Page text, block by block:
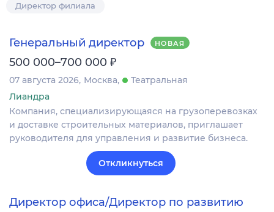
Директор филиала
Генеральный директор НОВАЯ
500 000–700 000 ₽
07 августа 2026 Москва
Театральная
Лиандра
Компания, специализирующаяся на грузоперевозках
и доставке строительных материалов, приглашает
руководителя для управления и развитие бизнеса.
Откликнуться
Директор офиса/Директор по развитию